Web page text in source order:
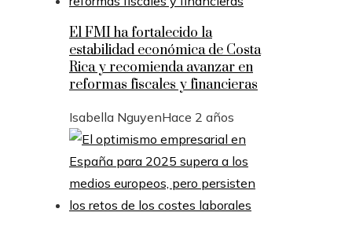
El FMI ha fortalecido la
estabilidad económica de Costa
Rica y recomienda avanzar en
reformas fiscales y financieras
Isabella NguyenHace 2 años